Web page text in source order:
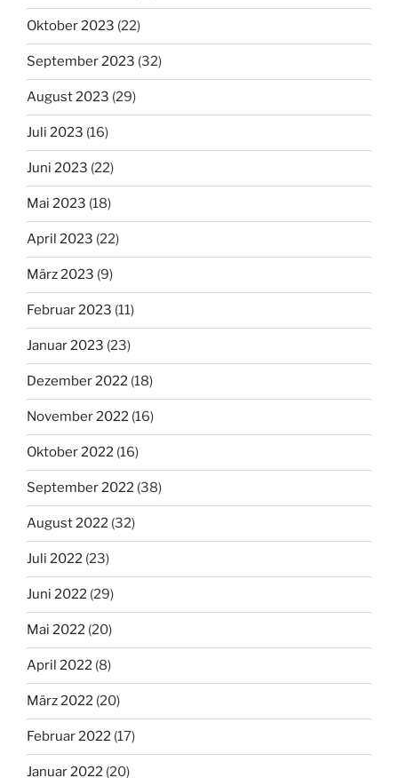
Oktober 2023 (22)
September 2023 (32)
August 2023 (29)
Juli 2023 (16)
Juni 2023 (22)
Mai 2023 (18)
April 2023 (22)
März 2023 (9)
Februar 2023 (11)
Januar 2023 (23)
Dezember 2022 (18)
November 2022 (16)
Oktober 2022 (16)
September 2022 (38)
August 2022 (32)
Juli 2022 (23)
Juni 2022 (29)
Mai 2022 (20)
April 2022 (8)
März 2022 (20)
Februar 2022 (17)
Januar 2022 (20)